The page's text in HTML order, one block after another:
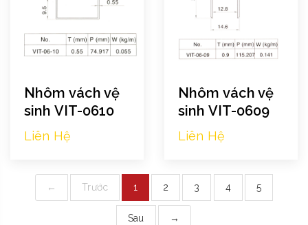
Nhôm vách vệ
sinh VIT-0610
Liên Hệ
Nhôm vách vệ
sinh VIT-0609
Liên Hệ
← Trước 1 2 3 4 5
Sau →